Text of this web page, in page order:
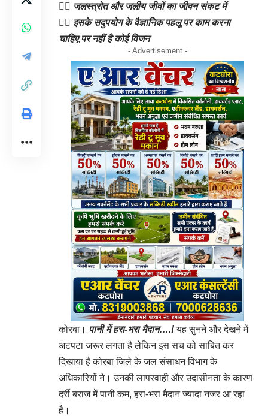
👉🏻 जलस्त्रोत और जलीय जीवों का जीवन संकट में
👉🏻 इसके सदुपयोग के वैज्ञानिक पहलू पर काम करना
चाहिए,पर नहीं है कोई विजन
- Advertisement -
कोरबा। पानी में हरा-भरा मैदान….!यह सुनने और देखने में
अटपटा जरूर लगता है लेकिन इस सच को साबित कर
दिखाया है कोरबा जिले के जल संसाधन विभाग के
अधिकारियों ने। उनकी लापरवाही और उदासीनता के कारण
दर्री बराज में पानी कम, हरा-भरा मैदान ज्यादा नजर आ रहा
है।